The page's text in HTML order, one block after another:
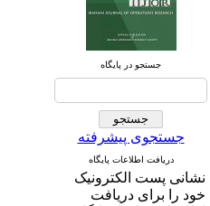
جستجو در پایگاه
جستجوی پیشرفته
دریافت اطلاعات پایگاه
نشانی پست الکترونیک
خود را برای دریافت